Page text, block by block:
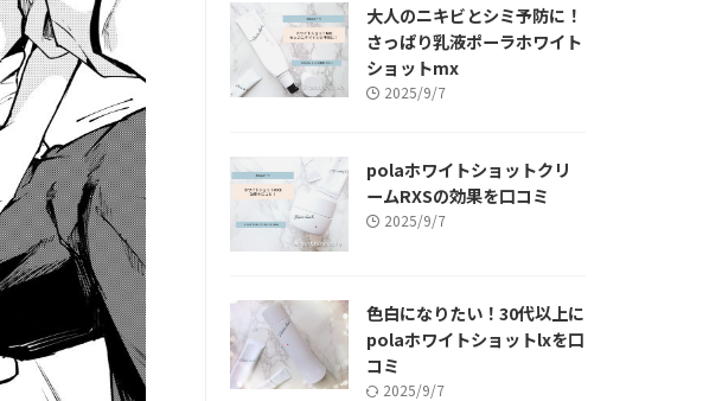
大人のニキビとシミ予防に！
さっぱり乳液ポーラホワイト
ショットmx
2025/9/7
polaホワイトショットクリ
ームRXSの効果を口コミ
2025/9/7
色白になりたい！30代以上に
polaホワイトショットlxを口
コミ
2025/9/7